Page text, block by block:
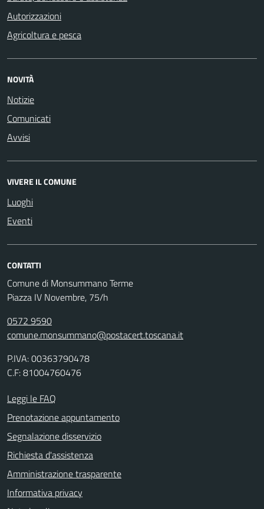
Autorizzazioni
Agricoltura e pesca
NOVITÀ
Notizie
Comunicati
Avvisi
VIVERE IL COMUNE
Luoghi
Eventi
CONTATTI
Comune di Monsummano Terme
Piazza IV Novembre, 75/h
0572 9590
comune.monsummano@postacert.toscana.it
P.IVA: 00363790478
C.F: 81004760476
Leggi le FAQ
Prenotazione appuntamento
Segnalazione disservizio
Richiesta d'assistenza
Amministrazione trasparente
Informativa privacy